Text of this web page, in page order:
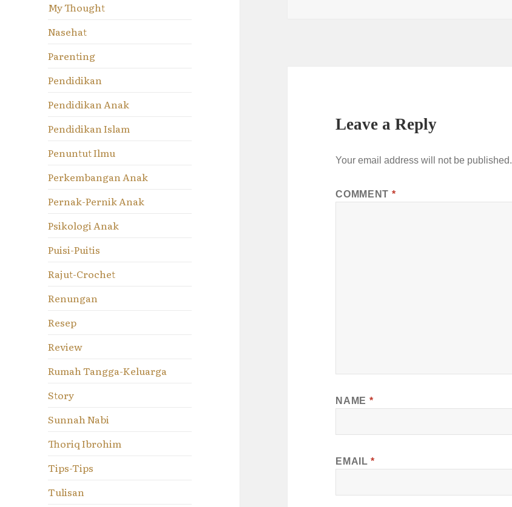
My Thought
Nasehat
Parenting
Pendidikan
Pendidikan Anak
Pendidikan Islam
Penuntut Ilmu
Perkembangan Anak
Pernak-Pernik Anak
Psikologi Anak
Puisi-Puitis
Rajut-Crochet
Renungan
Resep
Review
Rumah Tangga-Keluarga
Story
Sunnah Nabi
Thoriq Ibrohim
Tips-Tips
Tulisan
Leave a Reply
Your email address will not be published.
COMMENT *
NAME *
EMAIL*